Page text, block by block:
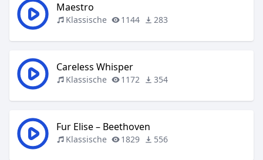
Maestro
Klassische 1144 283
Careless Whisper
Klassische 1172 354
Fur Elise – Beethoven
Klassische 1829 556